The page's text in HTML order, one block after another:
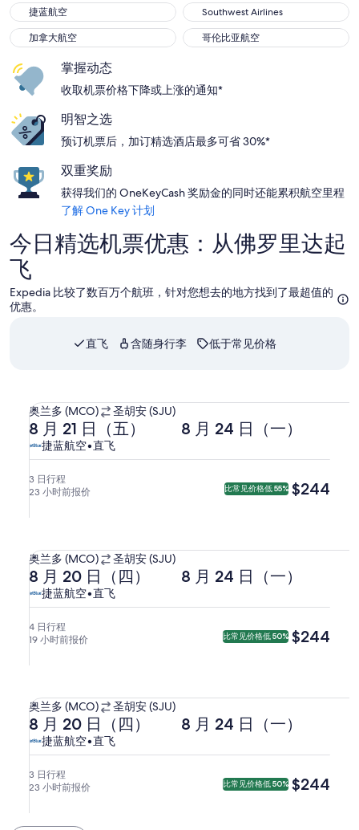
捷蓝航空
Southwest Airlines
加拿大航空
哥伦比亚航空
掌握动态
收取机票价格下降或上涨的通知*
明智之选
预订机票后，加订精选酒店最多可省 30%*
双重奖励
获得我们的 OneKeyCash 奖励金的同时还能累积航空里程
了解 One Key 计划
今日精选机票优惠：从佛罗里达起
飞
Expedia 比较了数百万个航班，针对您想去的地方找到了最超值的
优惠。
直飞 含随身行李 低于常见价格
从
奥
兰
多
(MCO)
前
往
胡
安
(SJU)。
奥兰多 (MCO) 圣胡安 (SJU)
去
程
8
月
21
7:45
从
奥
兰
出
达
圣
胡
安。
8 月 21 日（五）
返
8
19:22
圣
日
0:28
8 月 24 日（一）
捷
蓝
航
空，
直
捷蓝航空•直飞
捷
蓝
航
空
3 日行程
23 小时前报价
比常见价格低 55% $244
$244
从
奥
兰
多
(MCO)
前
往
胡
安
(SJU)。
奥兰多 (MCO) 圣胡安 (SJU)
去
程
8
月
20
日
17:00
从
奥
兰
多
出
8 月 20 日（四）
返
8
19:22
圣
8 月 24 日（一）
捷
蓝
航
空，
直
捷蓝航空•直飞
捷
蓝
航
空
4 日行程
19 小时前报价
比常见价格低 50% $244
$244
从
奥
兰
多
(MCO)
前
往
奥兰多 (MCO) 圣胡安 (SJU)
去
程
8
月
20
日
8 月 20 日（四）
返
8
8 月 24 日（一）
捷
蓝
航
空，
直
捷蓝航空•直飞
捷
蓝
航
空
3 日行程
23 小时前报价
比常见价格低 50% $244
$244